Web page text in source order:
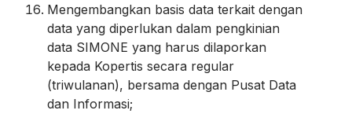
Mengembangkan basis data terkait dengan
data yang diperlukan dalam pengkinian
data SIMONE yang harus dilaporkan
kepada Kopertis secara regular
(triwulanan), bersama dengan Pusat Data
dan Informasi;